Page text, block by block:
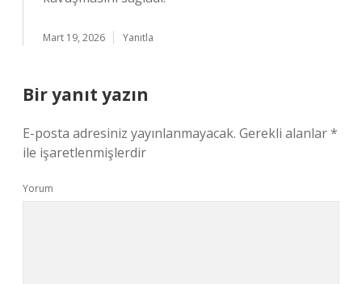
Mart 19, 2026 Yanıtla
Bir yanıt yazın
E-posta adresiniz yayınlanmayacak. Gerekli alanlar*
ile işaretlenmişlerdir
Yorum